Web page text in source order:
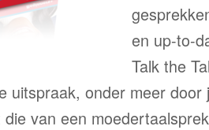
en up-to-
Talk the
uitspraak, onder meer
van een